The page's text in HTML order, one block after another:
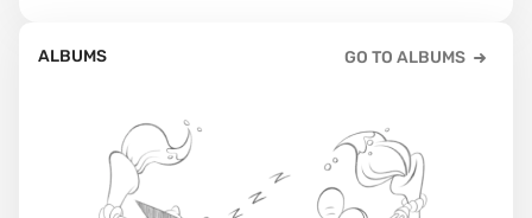
ALBUMS GO TO ALBUMS